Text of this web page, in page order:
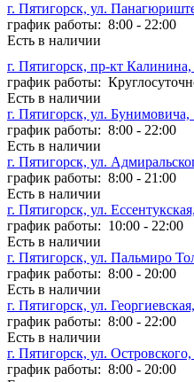
г. Пятигорск, ул.
график работы: 8:00 - 22:00
Есть в наличии
г. Пятигорск, пр-кт Калинина,
график работы:
Есть в наличии
г. Пятигорск, ул. Бунимовича,
график работы: 8:00 - 22:00
Есть в наличии
г. Пятигорск, ул.
график работы: 8:00 - 21:00
Есть в наличии
г. Пятигорск, ул.
график работы: 10:00 - 22:00
Есть в наличии
г. Пятигорск, ул. Пальмиро
график работы: 8:00 - 20:00
Есть в наличии
г. Пятигорск, ул.
график работы: 8:00 - 22:00
Есть в наличии
г. Пятигорск, ул.
график работы: 8:00 - 20:00